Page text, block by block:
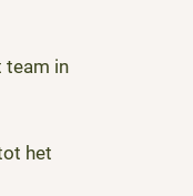
team in
het